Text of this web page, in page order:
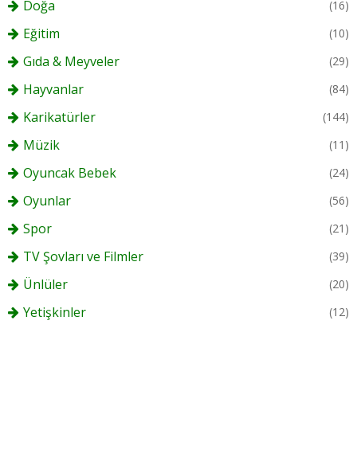
Doğa (16)
Eğitim (10)
Gıda & Meyveler (29)
Hayvanlar (84)
Karikatürler (144)
Müzik (11)
Oyuncak Bebek (24)
Oyunlar (56)
Spor (21)
TV Şovları ve Filmler (39)
Ünlüler (20)
Yetişkinler (12)